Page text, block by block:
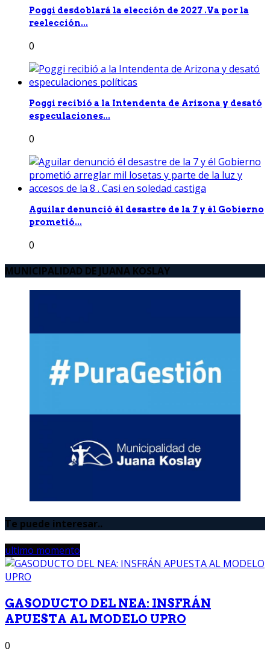
Poggi desdoblará la elección de 2027 .Va por la
reelección...
0
Poggi recibió a la Intendenta de Arizona y desató
especulaciones...
0
Aguilar denunció él desastre de la 7 y él Gobierno
prometió...
0
MUNICIPALIDAD DE JUANA KOSLAY
Te puede interesar..
ultimo momento
GASODUCTO DEL NEA: INSFRÁN
APUESTA AL MODELO UPRO
0